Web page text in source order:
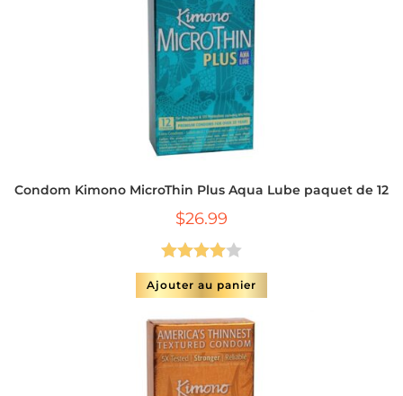
Condom Kimono MicroThin Plus Aqua Lube paquet de 12
$26.99
Note4.00
sur 5
Ajouter au panier